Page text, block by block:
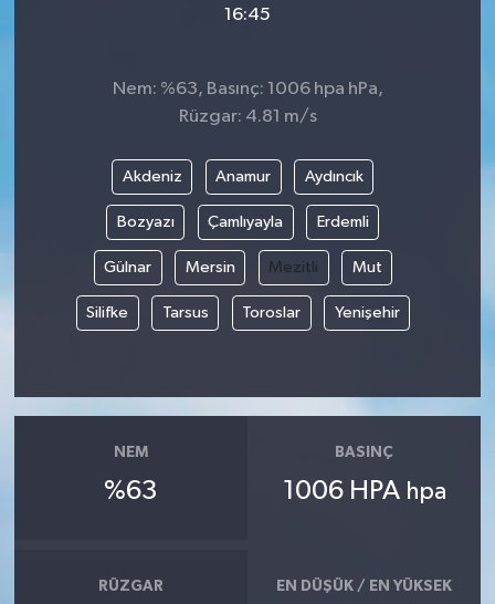
16:45
Nem: %63, Basınç: 1006 hpa hPa,
Rüzgar: 4.81 m/s
Akdeniz Anamur Aydıncık
Bozyazı Çamlıyayla Erdemli
Gülnar Mersin Mezitli Mut
Silifke Tarsus Toroslar Yenişehir
NEM
%63
BASINÇ
1006 HPA hpa
RÜZGAR EN DÜŞÜK / EN YÜKSEK
Finans
Gayrimenkul
GENEL
GÜNDEM
İNSAN
Jandarma